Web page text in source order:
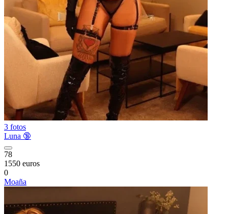
3 fotos
Luna 🔞
78
1550 euros
0
Moaña